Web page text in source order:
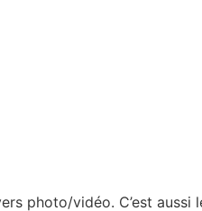
photo/vidéo. C’est aussi